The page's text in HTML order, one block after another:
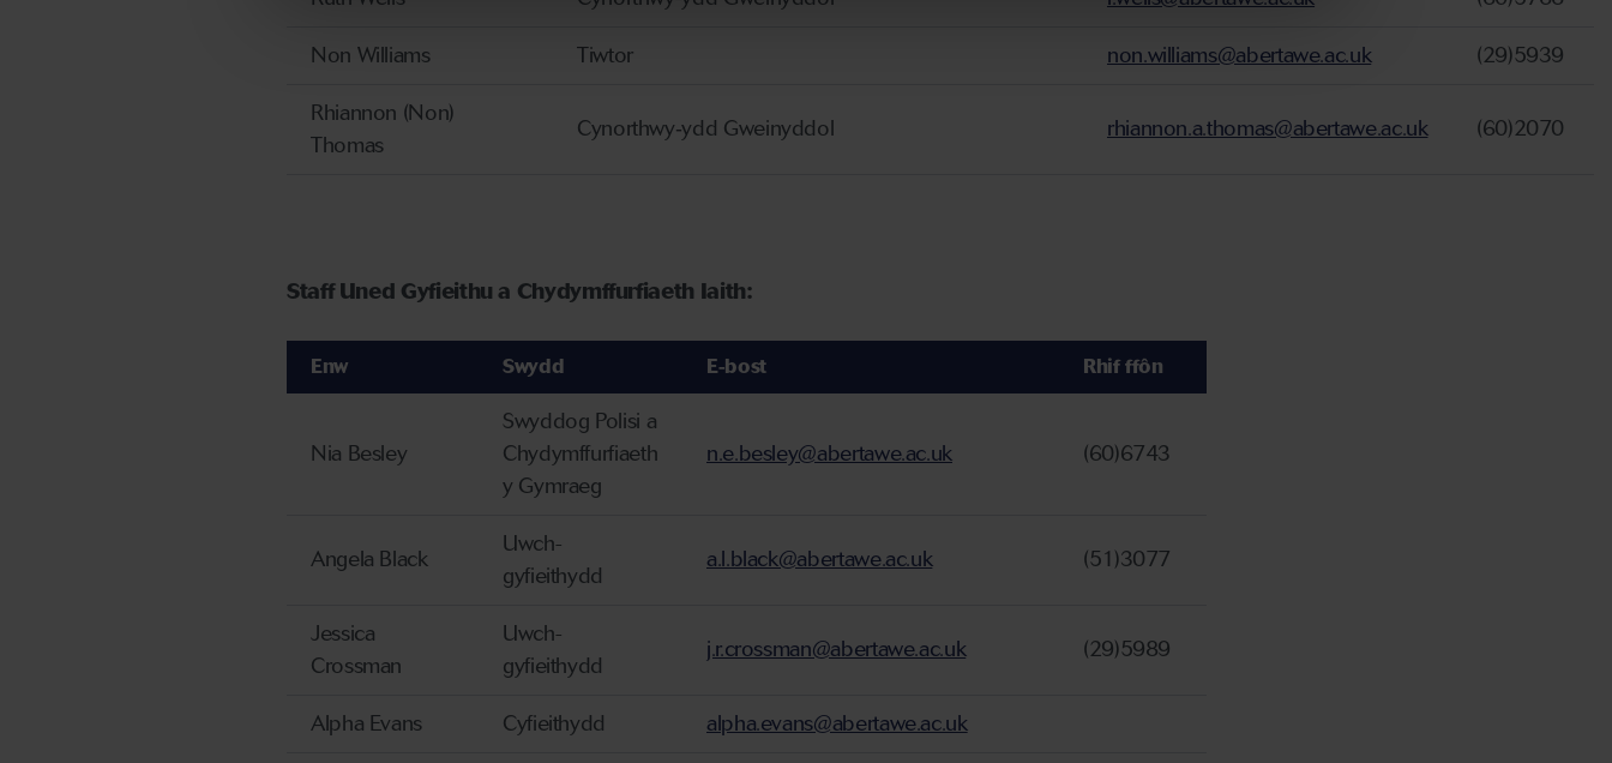
Non Williams Tiwtor non.williams@abertawe.ac.uk (29)5939
Rhiannon (Non)
Thomas
Cynorthwy‐ydd Gweinyddol rhiannon.a.thomas@abertawe.ac.uk (60)2070
Staff Uned Gyfieithu a Chydymffurfiaeth Iaith:
Enw Swydd E-bost Rhif ffôn
Nia Besley
Swyddog Polisi a
Chydymffurfiaeth
y Gymraeg
n.e.besley@abertawe.ac.uk (60)6743
Angela Black
Uwch-
gyfieithydd
a.l.black@abertawe.ac.uk (51)3077
Jessica
Crossman
Uwch-
gyfieithydd
j.r.crossman@abertawe.ac.uk (29)5989
Alpha Evans Cyfieithydd alpha.evans@abertawe.ac.uk